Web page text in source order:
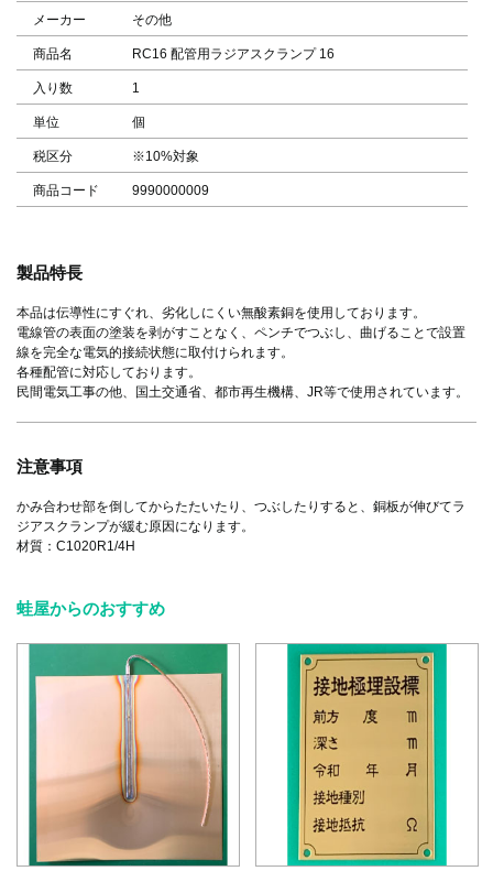
メーカー その他
商品名 RC16 配管用ラジアスクランプ 16
入り数 1
単位 個
税区分 ※10%対象
商品コード 9990000009
製品特長
本品は伝導性にすぐれ、劣化しにくい無酸素銅を使用しております。
電線管の表面の塗装を剥がすことなく、ペンチでつぶし、曲げることで設置
線を完全な電気的接続状態に取付けられます。
各種配管に対応しております。
民間電気工事の他、国土交通省、都市再生機構、JR等で使用されています。
注意事項
かみ合わせ部を倒してからたたいたり、つぶしたりすると、銅板が伸びてラ
ジアスクランプが緩む原因になります。
材質：C1020R1/4H
蛙屋からのおすすめ